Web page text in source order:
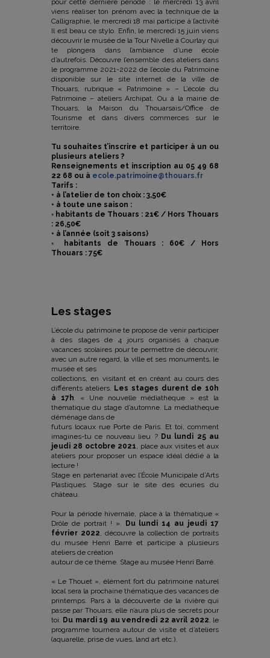
viens réaliser ton prénom avec la technique de la
Calligraphie, le mercredi 18 mai participe à l’activité
Il est beau ce stylo. Enfin, le mercredi 15 juin viens
découvrir le musée de la Tour Nivelle à Courlay qui
te plongera dans l’ambiance d’une école
d’autrefois. Découvre l’ensemble des ateliers dans
le programme 2021-2022 de l’école du Patrimoine
disponible sur le site internet de la ville de
Thouars, rubrique « Patrimoine » – L’école du
Patrimoine – ateliers Archipat. Ou à la mairie de
Thouars, la Maison du Thouarsais/Office de
Tourisme et dans divers commerces sur le
territoire.
Tu souhaites t’inscrire et participer à un ou
plusieurs ateliers ?
Renseignements et inscription au 05 49 68
22 68 ou à ecole.patrimoine@thouars.fr
Tarifs :
• à l’atelier de ton choix : 3,50€
• à toute une saison :
◦ habitants de Thouars : 21€ / Hors Thouars
: 26,50€
• à l’année (soit 3 saisons)
◦ habitants de Thouars : 60€ / Hors
Thouars : 75€
Les stages
L’école du patrimoine te propose de venir participer
à des stages de 4 jours organisés à chaque
vacances scolaires pour te permettre de découvrir,
avec un autre regard, la ville et ses monuments, le
musée et ses
collections, en visitant et en créant au cours des
différents ateliers. Les stages durent de 10h
à 17h . « Une nouvelle médiathèque » est la
thématique du stage d’automne. La médiathèque
déménage dans de
futurs locaux rue Porte de Paris. Et toi, comment
imagines-tu ce nouveau lieu ?Du lundi 25 au
jeudi 28 octobre 2021 , place aux visites et aux
ateliers pour proposer un espace idéal dédié à la
lecture !
Stage en partenariat avec l’École Municipale d’Arts
Plastiques. Stage sur le site des écuries du
château.
Pour la période hivernale, place à la thématique «
Drôle de portrait ! ».
Du lundi 14 au jeudi 17
février 2022 , découvre la collection de portraits
du musée Henri Barré et participe à plusieurs
ateliers de création
autour de ce thème. Stage au musée Henri Barré.
« Le Thouet », élément fort du patrimoine naturel
local sera la prochaine thématique des vacances de
printemps. Pars à la découverte de la rivière qui
passe par Thouars, elle n’aura plus de secrets pour
toi. Du mardi 19 au vendredi 22 avril 2022 , le
programme tournera autour de visite et d’ateliers
(aquarelle, prise de vues, land art etc.).